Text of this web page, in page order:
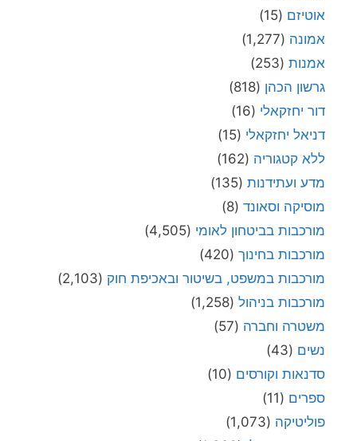
אוטיזם (15)
אמונה (1,277)
אמנות (253)
גרשון הכהן (818)
דור יחזקאלי (16)
דניאל יחזקאלי (15)
ללא קטגוריה (162)
מדע ועתידנות (135)
מוסיקה וסאונד (8)
מורכבות בביטחון לאומי (4,505)
מורכבות בחינוך (420)
מורכבות במשפט, בשיטור ובאכיפת חוק (2,103)
מורכבות בניהול (1,258)
משטרה וחברה (57)
נשים (43)
סדנאות וקורסים (10)
ספרים (11)
פוליטיקה (1,073)